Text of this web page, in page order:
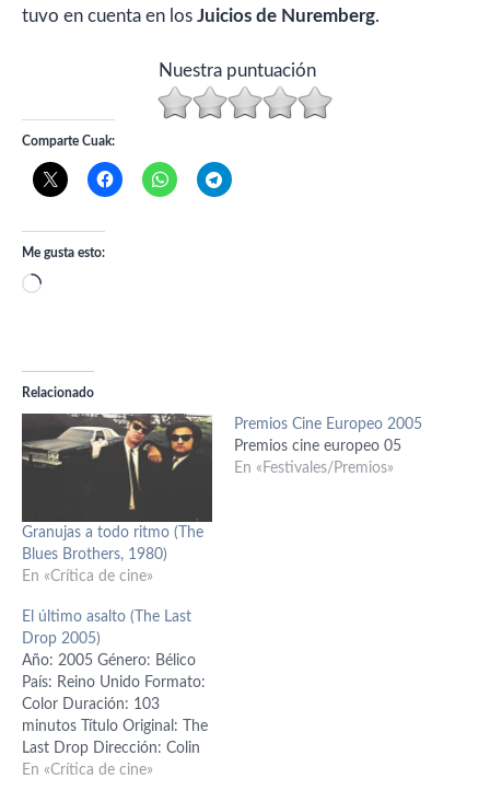
tuvo en cuenta en los Juicios de Nuremberg.
Nuestra puntuación
Comparte Cuak:
Me gusta esto:
Cargando...
Relacionado
Granujas a todo ritmo (The
Blues Brothers, 1980)
En «Crítica de cine»
Premios Cine Europeo 2005
Premios cine europeo 05
En «Festivales/Premios»
El último asalto (The Last
Drop 2005)
Año: 2005 Género: Bélico
País: Reino Unido Formato:
Color Duración: 103
minutos Título Original: The
Last Drop Dirección: Colin
Teague Producción: Hamish
En «Crítica de cine»